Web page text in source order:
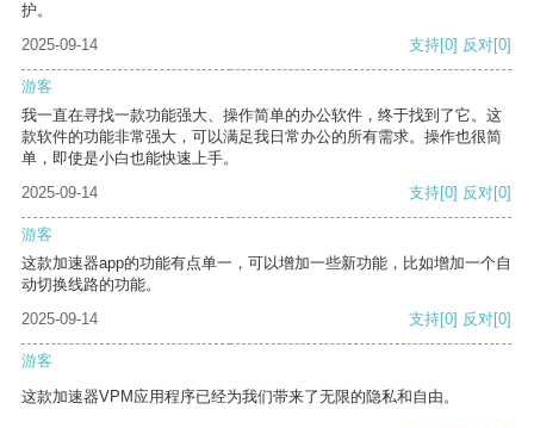
护。
2025-09-14
支持[0] 反对[0]
游客
我一直在寻找一款功能强大、操作简单的办公软件，终于找到了它。这
款软件的功能非常强大，可以满足我日常办公的所有需求。操作也很简
单，即使是小白也能快速上手。
2025-09-14
支持[0] 反对[0]
游客
这款加速器app的功能有点单一，可以增加一些新功能，比如增加一个自
动切换线路的功能。
2025-09-14
支持[0] 反对[0]
游客
这款加速器VPM应用程序已经为我们带来了无限的隐私和自由。